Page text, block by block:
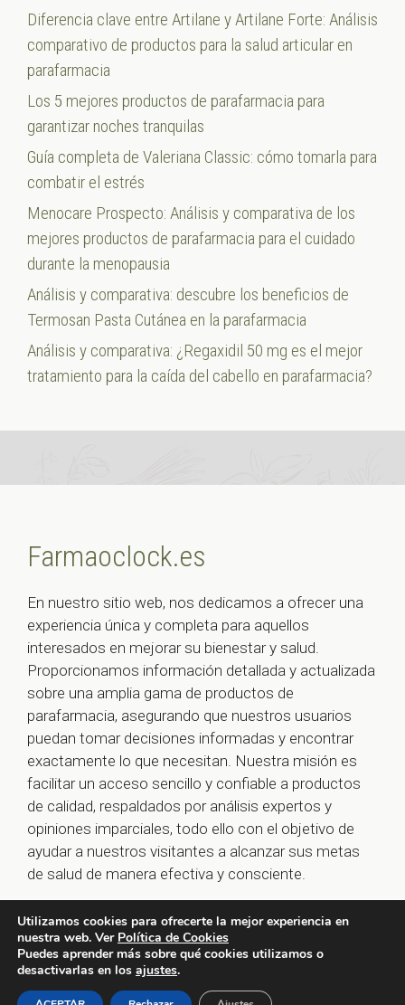
Diferencia clave entre Artilane y Artilane Forte: Análisis
comparativo de productos para la salud articular en
parafarmacia
Los 5 mejores productos de parafarmacia para
garantizar noches tranquilas
Guía completa de Valeriana Classic: cómo tomarla para
combatir el estrés
Menocare Prospecto: Análisis y comparativa de los
mejores productos de parafarmacia para el cuidado
durante la menopausia
Análisis y comparativa: descubre los beneficios de
Termosan Pasta Cutánea en la parafarmacia
Análisis y comparativa: ¿Regaxidil 50 mg es el mejor
tratamiento para la caída del cabello en parafarmacia?
Farmaoclock.es
En nuestro sitio web, nos dedicamos a ofrecer una
experiencia única y completa para aquellos
interesados en mejorar su bienestar y salud.
Proporcionamos información detallada y actualizada
sobre una amplia gama de productos de
parafarmacia, asegurando que nuestros usuarios
puedan tomar decisiones informadas y encontrar
exactamente lo que necesitan. Nuestra misión es
facilitar un acceso sencillo y confiable a productos
de calidad, respaldados por análisis expertos y
opiniones imparciales, todo ello con el objetivo de
ayudar a nuestros visitantes a alcanzar sus metas
de salud de manera efectiva y consciente.
© 2026 farmaoclock.es -Política de Privacidad y Aviso
Legal-Política de Cookies
Utilizamos cookies para ofrecerte la mejor experiencia en
nuestra web. Ver Política de Cookies
Puedes aprender más sobre qué cookies utilizamos o
desactivarlas en los ajustes.